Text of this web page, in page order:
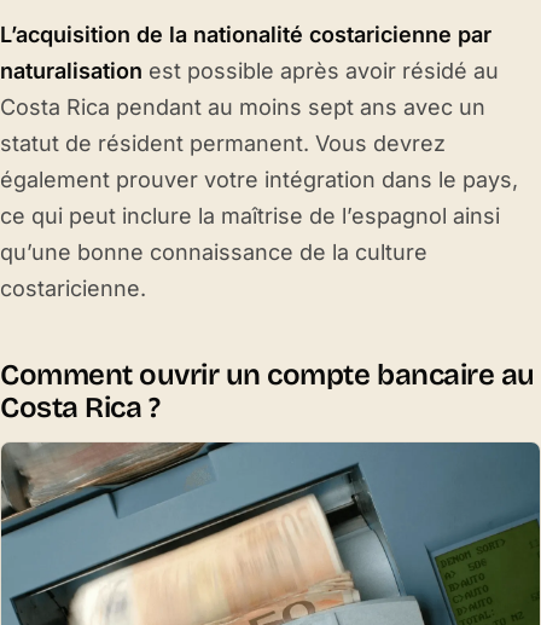
L’acquisition de la nationalité costaricienne par
naturalisation est possible après avoir résidé au
Costa Rica pendant au moins sept ans avec un
statut de résident permanent. Vous devrez
également prouver votre intégration dans le pays,
ce qui peut inclure la maîtrise de l’espagnol ainsi
qu’une bonne connaissance de la culture
costaricienne.
Comment ouvrir un compte bancaire au
Costa Rica ?